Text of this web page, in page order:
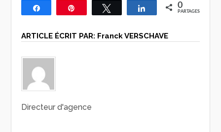
Partagez Épingle Tweetez Partagez0
PARTAGES
ARTICLE ÉCRIT PAR: Franck VERSCHAVE
Directeur d'agence